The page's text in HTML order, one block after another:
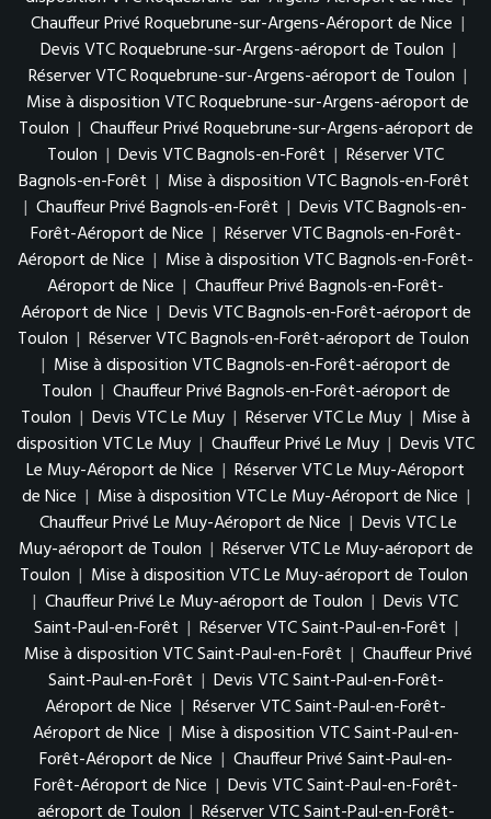
Chauffeur Privé Roquebrune-sur-Argens-Aéroport de Nice |
Devis VTC Roquebrune-sur-Argens-aéroport de Toulon |
Réserver VTC Roquebrune-sur-Argens-aéroport de Toulon |
Mise à disposition VTC Roquebrune-sur-Argens-aéroport de
Toulon | Chauffeur Privé Roquebrune-sur-Argens-aéroport de
Toulon | Devis VTC Bagnols-en-Forêt | Réserver VTC
Bagnols-en-Forêt | Mise à disposition VTC Bagnols-en-Forêt
| Chauffeur Privé Bagnols-en-Forêt | Devis VTC Bagnols-en-
Forêt-Aéroport de Nice | Réserver VTC Bagnols-en-Forêt-
Aéroport de Nice | Mise à disposition VTC Bagnols-en-Forêt-
Aéroport de Nice | Chauffeur Privé Bagnols-en-Forêt-
Aéroport de Nice | Devis VTC Bagnols-en-Forêt-aéroport de
Toulon | Réserver VTC Bagnols-en-Forêt-aéroport de Toulon
| Mise à disposition VTC Bagnols-en-Forêt-aéroport de
Toulon | Chauffeur Privé Bagnols-en-Forêt-aéroport de
Toulon | Devis VTC Le Muy | Réserver VTC Le Muy | Mise à
disposition VTC Le Muy | Chauffeur Privé Le Muy | Devis VTC
Le Muy-Aéroport de Nice | Réserver VTC Le Muy-Aéroport
de Nice | Mise à disposition VTC Le Muy-Aéroport de Nice |
Chauffeur Privé Le Muy-Aéroport de Nice | Devis VTC Le
Muy-aéroport de Toulon | Réserver VTC Le Muy-aéroport de
Toulon | Mise à disposition VTC Le Muy-aéroport de Toulon
| Chauffeur Privé Le Muy-aéroport de Toulon | Devis VTC
Saint-Paul-en-Forêt | Réserver VTC Saint-Paul-en-Forêt |
Mise à disposition VTC Saint-Paul-en-Forêt | Chauffeur Privé
Saint-Paul-en-Forêt | Devis VTC Saint-Paul-en-Forêt-
Aéroport de Nice | Réserver VTC Saint-Paul-en-Forêt-
Aéroport de Nice | Mise à disposition VTC Saint-Paul-en-
Forêt-Aéroport de Nice | Chauffeur Privé Saint-Paul-en-
Forêt-Aéroport de Nice | Devis VTC Saint-Paul-en-Forêt-
aéroport de Toulon | Réserver VTC Saint-Paul-en-Forêt-